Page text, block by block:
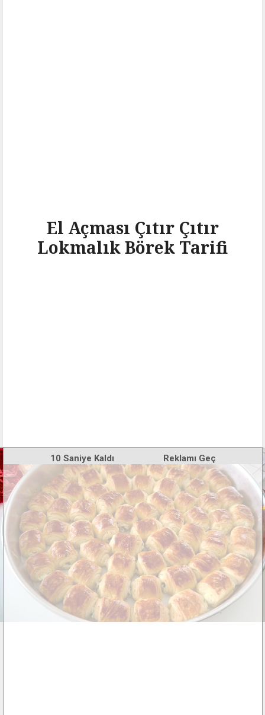
El Açması Çıtır Çıtır
Lokmalık Börek Tarifi
Reklamı Geç
10 Saniye Kaldı